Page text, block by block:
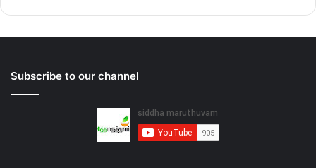
Subscribe to our channel